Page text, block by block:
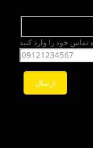
تماس خود را وارد کنید